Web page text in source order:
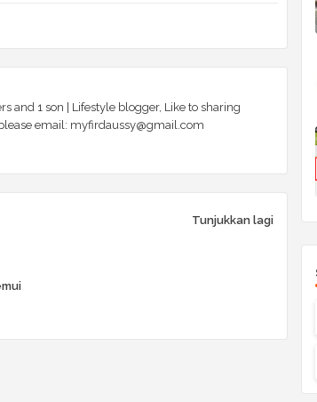
and 1 son | Lifestyle blogger, Like to sharing
email: myfirdaussy@gmail.com
Tunjukkan lagi